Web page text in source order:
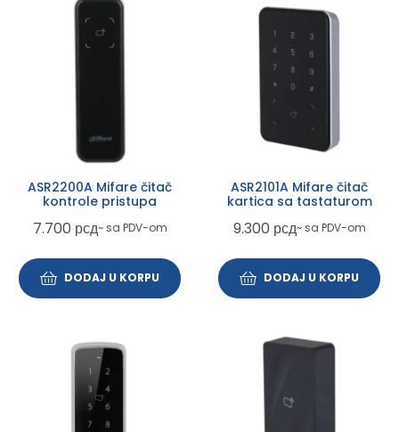
ASR2200A Mifare čitač
kontrole pristupa
7.700 рсд~ sa PDV-om
DODAJ U KORPU
ASR2101A Mifare čitač
kartica sa tastaturom
9.300 рсд~ sa PDV-om
DODAJ U KORPU